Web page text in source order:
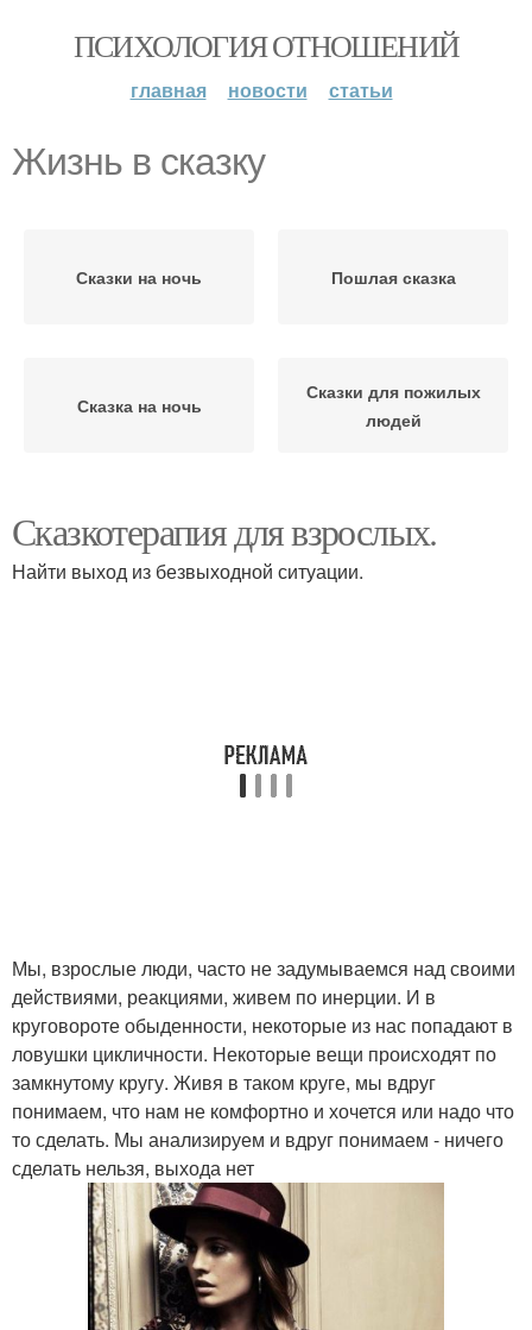
ПСИХОЛОГИЯ ОТНОШЕНИЙ
главная новости статьи
Жизнь в сказку
Сказки на ночь Пошлая сказка
Сказка на ночь
Сказки для пожилых
людей
Сказкотерапия для взрослых.
Найти выход из безвыходной ситуации.
Мы, взрослые люди, часто не задумываемся над своими
действиями, реакциями, живем по инерции. И в
круговороте обыденности, некоторые из нас попадают в
ловушки цикличности. Некоторые вещи происходят по
замкнутому кругу. Живя в таком круге, мы вдруг
понимаем, что нам не комфортно и хочется или надо что
то сделать. Мы анализируем и вдруг понимаем - ничего
сделать нельзя, выхода нет